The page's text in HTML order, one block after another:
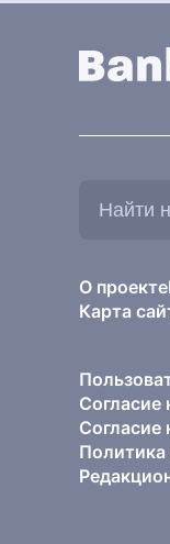
О проекте
Карта
Согласие
Согласие
Политика